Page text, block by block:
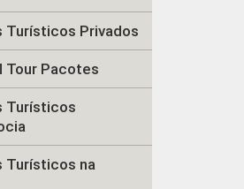
Turísticos Privados
Tour Pacotes
Turísticos
Turísticos na